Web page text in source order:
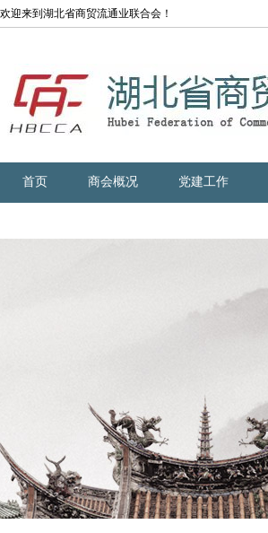
欢迎来到湖北省商贸流通业联合会！
首页 商会概况 党建工作